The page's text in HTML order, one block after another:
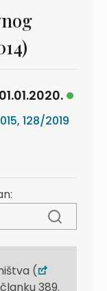
, 128/2019
(
389.